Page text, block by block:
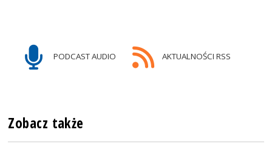
PODCAST AUDIO AKTUALNOŚCI RSS
Zobacz także